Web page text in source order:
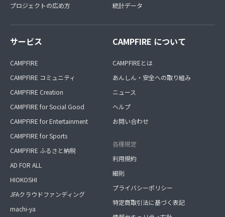
プロジェクトの広め方
統計データ
サービス
CAMPFIRE
CAMPFIRE コミュニティ
CAMPFIRE Creation
CAMPFIRE for Social Good
CAMPFIRE for Entertainment
CAMPFIRE for Sports
CAMPFIRE ふるさと納税
AD FOR ALL
HIOKOSHI
JFAクラウドファンディング
machi-ya
CAMPFIRE について
CAMPFIREとは
あんしん・安全への取り組み
ニュース
ヘルプ
お問い合わせ
各種規定
利用規約
細則
プライバシーポリシー
特定商取引法に基づく表記